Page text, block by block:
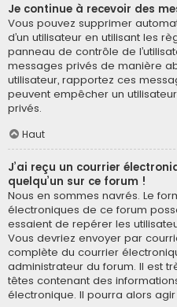
Je continue à recevoir des
Vous pouvez supprimer
d’un utilisateur en utilisant les
panneau de contrôle de
messages privés de manière
utilisateur, rapportez ces
peuvent empêcher un
privés.
Haut
J’ai reçu un courrier
quelqu’un sur ce forum !
Nous en sommes navrés. Le
électroniques de ce forum
essaient de repérer les
Vous devriez envoyer par
complète du courrier
administrateur du forum. Il est
têtes contenant des
électronique. Il pourra alors